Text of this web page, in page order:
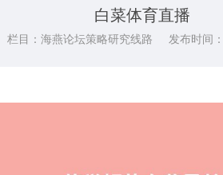
白菜体育直播
栏目：海燕论坛策略研究线路 发布时间